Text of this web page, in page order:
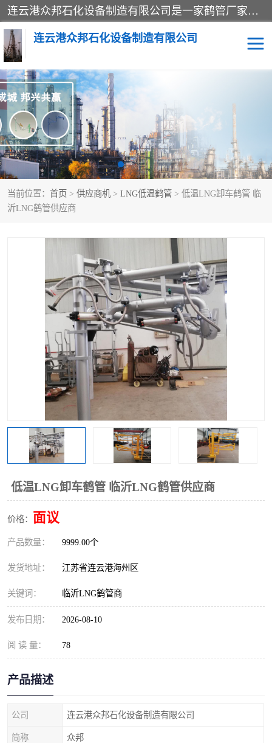
连云港众邦石化设备制造有限公司是一家鹤管厂家主营：鹤管、装车鹤管等，是致力于石油、石化等流体装卸设备(主要产品如鹤管、输油臂、脱缆钩等)的咨询、设计、制造、检测、安装指导、系统调试、维修维护等业务的公司。
连云港众邦石化设备制造有限公司
当前位置： 首页 > 供应商机 > LNG低温鹤管 > 低温LNG卸车鹤管 临
沂LNG鹤管供应商
低温LNG卸车鹤管 临沂LNG鹤管供应商
价格： 面议
产品数量： 9999.00个
发货地址： 江苏省连云港海州区
关键词： 临沂LNG鹤管商
发布日期： 2026-08-10
阅 读 量： 78
产品描述
公司 连云港众邦石化设备制造有限公司
简称 众邦
鹤管 顶部装卸鹤管
底部装卸鹤管 LNG低温鹤管
液氨鹤管 液化气鹤管
鹤管配件 活动梯栈台
撬装系统设备 装车鹤管